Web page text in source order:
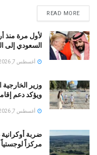
READ MORE
لأول مرة منذ
السعودي إلى
أغسطس 7, 2026
وزير
ويؤكد دعم
أغسطس 7, 2026
ضربة
مركزاً